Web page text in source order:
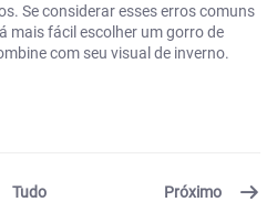
Se considerar esses erros comuns
mais fácil escolher um gorro de
com seu visual de inverno.
Tudo Próximo